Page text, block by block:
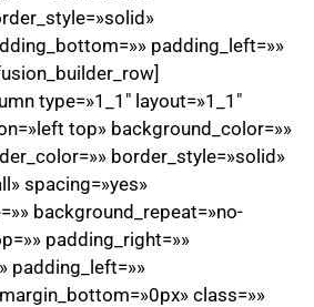
padding_left=»»
type=»1_1″ layout=»1_1″
top» background_color=»»
border_style=»solid»
spacing=»yes»
background_repeat=»no-
padding_right=»»
padding_left=»»
class=»»